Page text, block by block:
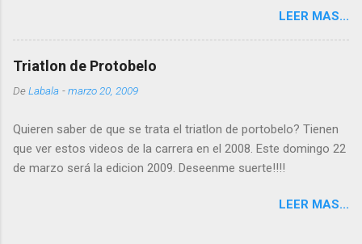
Isthmus of Panama and will serve as the Ironman 70.3 Latin
American Pro Championship as well as a qualifier for the 2012
Ironman World Championship 70.3 at Lake Las Vegas in
Pro Championship race with Ironman 70.3 Panama,” said Steve
provides breathtaking natural and historic beauty, high profile
race routes and easy accessibility from the U.S. and major
international markets. Ironman 70.3 Panama will complement
San Juan, Cancun and St. Croix.” Athletes will swim 1.2 miles
LEER MAS...
Triatlon de Protobelo
DeLabala -marzo 20, 2009
Quieren saber de que se trata el triatlon de portobelo? Tienen
que ver estos videos de la carrera en el 2008. Este domingo 22
de marzo será la edicion 2009. Deseenme suerte!!!!
LEER MAS...